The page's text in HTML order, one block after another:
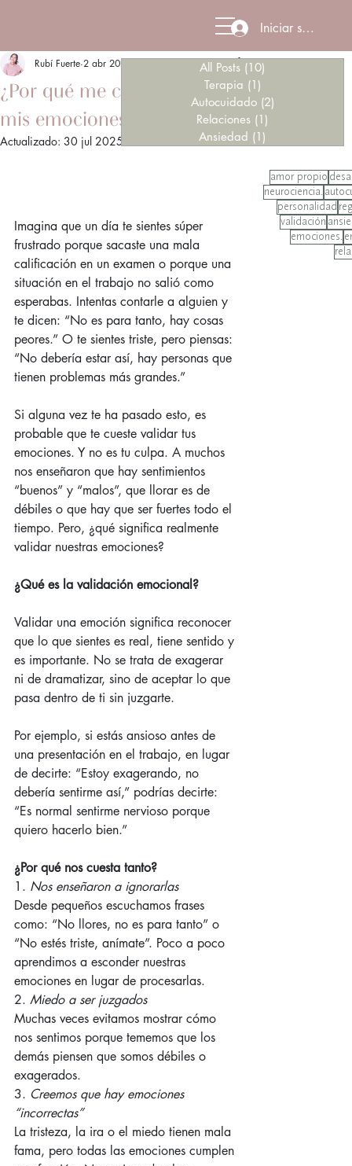
Iniciar sesión
¿Por qué me cuesta validar
mis emociones?
Rubí Fuerte 2 abr 2025 2 min de lectura
Actualizado: 30 jul 2025
Imagina que un día te sientes súper
frustrado porque sacaste una mala
calificación en un examen o porque una
situación en el trabajo no salió como
esperabas. Intentas contarle a alguien y
te dicen: “No es para tanto, hay cosas
peores.” O te sientes triste, pero piensas:
“No debería estar así, hay personas que
tienen problemas más grandes.”
Si alguna vez te ha pasado esto, es
probable que te cueste validar tus
emociones. Y no es tu culpa. A muchos
nos enseñaron que hay sentimientos
“buenos” y “malos”, que llorar es de
débiles o que hay que ser fuertes todo el
tiempo. Pero, ¿qué significa realmente
validar nuestras emociones?
¿Qué es la validación emocional?
Validar una emoción significa reconocer
que lo que sientes es real, tiene sentido y
es importante. No se trata de exagerar
ni de dramatizar, sino de aceptar lo que
pasa dentro de ti sin juzgarte.
Por ejemplo, si estás ansioso antes de
una presentación en el trabajo, en lugar
de decirte: “Estoy exagerando, no
debería sentirme así,” podrías decirte:
“Es normal sentirme nervioso porque
quiero hacerlo bien.”
¿Por qué nos cuesta tanto?
1. Nos enseñaron a ignorarlas
Desde pequeños escuchamos frases
como: “No llores, no es para tanto” o
“No estés triste, anímate”. Poco a poco
aprendimos a esconder nuestras
emociones en lugar de procesarlas.
2. Miedo a ser juzgados
Muchas veces evitamos mostrar cómo
nos sentimos porque tememos que los
demás piensen que somos débiles o
exagerados.
3. Creemos que hay emociones
“incorrectas”
La tristeza, la ira o el miedo tienen mala
fama, pero todas las emociones cumplen
All Posts (10)
Terapia (1)
Autocuidado (2)
Relaciones (1)
Ansiedad (1)
amor propio
neurociencia.
personalidad
validación
emociones.